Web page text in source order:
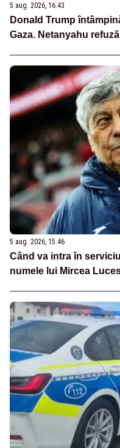
5 aug. 2026, 16:43
Donald Trump
Gaza. Netanyahu
5 aug. 2026, 15:46
Când va intra în
numele lui Mircea